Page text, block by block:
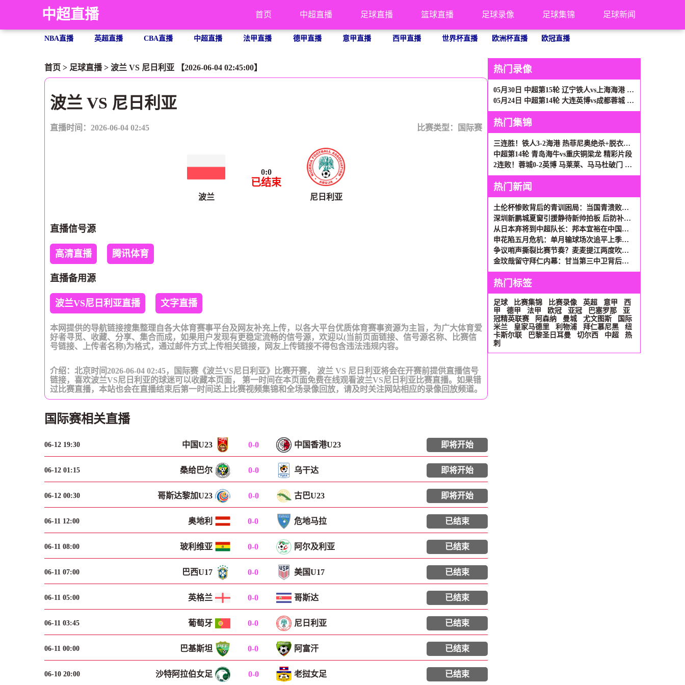
中超直播 首页 中超直播 足球直播 篮球直播 足球录像 足球集锦 足球新闻
NBA直播 英超直播 CBA直播 中超直播 法甲直播 德甲直播 意甲直播 西甲直播 世界杯直播 欧洲杯直播 欧冠直播
首页 > 足球直播> 波兰 VS 尼日利亚 【2026-06-04 02:45:00】
波兰 VS 尼日利亚
直播时间：2026-06-04 02:45 比赛类型： 国际赛
波兰
0:0
已结束
尼日利亚
直播信号源
高清直播 腾讯体育
直播备用源
波兰VS尼日利亚直播 文字直播
本网提供的导航链接搜集整理自各大体育赛事平台及网友补充上传，以各大平台优质体育赛事资源为主旨，为广大体育爱
好者寻觅、收藏、分享、集合而成，如果用户发现有更稳定流畅的信号源，欢迎以(当前页面链接、信号源名称、比赛信
号链接、上传者名称)为格式，通过邮件方式上传相关链接，网友上传链接不得包含违法违规内容。
介绍：北京时间2026-06-04 02:45，国际赛《波兰VS尼日利亚》比赛开赛， 波兰 VS 尼日利亚将会在开赛前提供直播信号
链接，喜欢波兰VS尼日利亚的球迷可以收藏本页面， 第一时间在本页面免费在线观看波兰VS尼日利亚比赛直播。如果错
过比赛直播，本站也会在直播结束后第一时间送上比赛视频集锦和全场录像回放，请及时关注网站相应的录像回放频道。
国际赛相关直播
06-12 19:30 中国U23 0-0 中国香港U23 即将开始
06-12 01:15 桑给巴尔 0-0 乌干达 即将开始
06-12 00:30 哥斯达黎加U23 0-0 古巴U23 即将开始
06-11 12:00 奥地利 0-0 危地马拉 已结束
06-11 08:00 玻利维亚 0-0 阿尔及利亚 已结束
06-11 07:00 巴西U17 0-0 美国U17 已结束
06-11 05:00 英格兰 0-0 哥斯达 已结束
06-11 03:45 葡萄牙 0-0 尼日利亚 已结束
06-11 00:00 巴基斯坦 0-0 阿富汗 已结束
06-10 20:00 沙特阿拉伯女足 0-0 老挝女足 已结束
热门录像
05月30日 中超第15轮 辽宁铁人vs上海海港 全场录像
05月24日 中超第14轮 大连英博vs成都蓉城 全场录像
热门集锦
三连胜！铁人3-2海港 热菲尼奥绝杀+脱衣吃第2黄 姆本扎3轮轰6球
中超第14轮 青岛海牛vs重庆铜梁龙 精彩片段
2连败！蓉城0-2英博 马莱莱、马马杜破门 英博近5轮首胜升第二
热门新闻
土伦杯惨败背后的青训困局：当国青溃败遇上民间奇迹
深圳新鹏城夏窗引援静待新帅拍板 后防补强成当务之急
从日本弃将到中超队长：邦本宜裕在中国的涅槃之路
申花陷五月危机：单月输球场次追平上季全年 间歇期成救命稻草
争议哨声撕裂比赛节奏？麦麦提江两度吹罚杨帅引爆申花替补席
金玟哉留守拜仁内幕：甘当第三中卫背后，1700万年薪成关键砝码
热门标签
足球 比赛集锦 比赛录像 英超 意甲
西
甲
德甲 法甲 欧冠 亚冠 巴塞罗那
亚
冠精英联赛
阿森纳 曼城 尤文图斯
国际
米兰
皇家马德里 利物浦 拜仁慕尼黑
纽
卡斯尔联
巴黎圣日耳曼 切尔西 中超
热
刺